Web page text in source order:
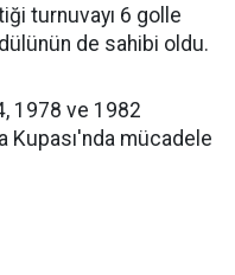
turnuvayı 6 golle
de sahibi oldu.
1978 ve 1982
Kupası'nda mücadele